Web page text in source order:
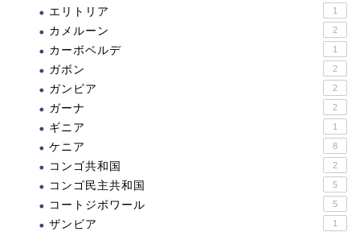
エリトリア 1
カメルーン 2
カーボベルデ 1
ガボン 2
ガンビア 2
ガーナ 2
ギニア 1
ケニア 8
コンゴ共和国 2
コンゴ民主共和国 5
コートジボワール 5
ザンビア 1